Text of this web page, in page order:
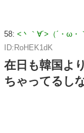
58: <丶｀∀´>（´・ω
ID:RoHEK1dK
在日も韓国よ
ちゃってるし